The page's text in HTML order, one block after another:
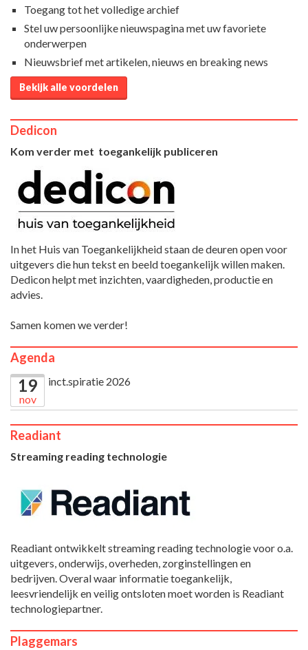
Toegang tot het volledige archief
Stel uw persoonlijke nieuwspagina met uw favoriete
onderwerpen
Nieuwsbrief met artikelen, nieuws en breaking news
Bekijk alle voordelen
Dedicon
Kom verder met toegankelijk publiceren
In het Huis van Toegankelijkheid staan de deuren open voor
uitgevers die hun tekst en beeld toegankelijk willen maken.
Dedicon helpt met inzichten, vaardigheden, productie en
advies.
Samen komen we verder!
Agenda
19
nov
inct.spiratie 2026
Readiant
Streaming reading technologie
Readiant ontwikkelt streaming reading technologie voor o.a.
uitgevers, onderwijs, overheden, zorginstellingen en
bedrijven. Overal waar informatie toegankelijk,
leesvriendelijk en veilig ontsloten moet worden is Readiant
technologiepartner.
Plaggemars